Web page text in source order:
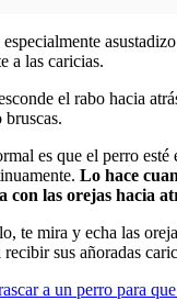
a las caricias.
el rabo hacia
bruscas.
es que el perro esté
Lo hace
con las orejas hacia
te mira y echa las
sus añoradas
a un perro para